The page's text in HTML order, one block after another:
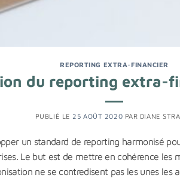
REPORTING EXTRA-FINANCIER
du reporting extra-
PUBLIÉ LE 25 AOÛT 2020 PAR DIANE
un standard de reporting harmonisé
Le but est de mettre en cohérence les
ne se contredisent pas les unes les